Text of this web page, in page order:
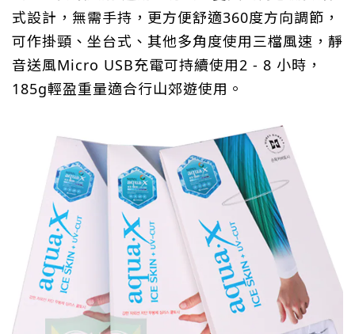
式設計，無需手持，更方便舒適360度方向調節，
可作掛頸、坐台式、其他多角度使用三檔風速，靜
音送風Micro USB充電可持續使用2 - 8 小時，
185g輕盈重量適合行山郊遊使用。